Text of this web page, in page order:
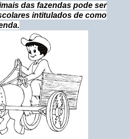
das fazendas pode ser
intitulados de como